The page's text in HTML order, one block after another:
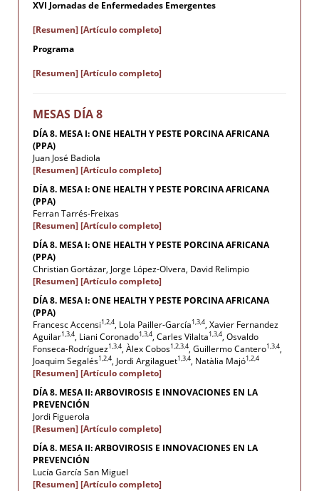
XVI Jornadas de Enfermedades Emergentes
[Resumen][Artículo completo]
Programa
[Resumen][Artículo completo]
MESAS DÍA 8
DÍA 8. MESA I: ONE HEALTH Y PESTE PORCINA AFRICANA
(PPA)
Juan José Badiola
[Resumen][Artículo completo]
DÍA 8. MESA I: ONE HEALTH Y PESTE PORCINA AFRICANA
(PPA)
Ferran Tarrés-Freixas
[Resumen][Artículo completo]
DÍA 8. MESA I: ONE HEALTH Y PESTE PORCINA AFRICANA
(PPA)
Christian Gortázar, Jorge López-Olvera, David Relimpio
[Resumen][Artículo completo]
DÍA 8. MESA I: ONE HEALTH Y PESTE PORCINA AFRICANA
(PPA)
Francesc Accensi1,2,4, Lola Pailler-García1,3,4, Xavier Fernandez
Aguilar1,3,4, Liani Coronado1,3,4, Carles Vilalta1,3,4, Osvaldo
Fonseca-Rodríguez1,3,4, Àlex Cobos1,2,3,4, Guillermo Cantero1,3,4,
Joaquim Segalés1,2,4, Jordi Argilaguet1,3,4, Natàlia Majó1,2,4
[Resumen][Artículo completo]
DÍA 8. MESA II: ARBOVIROSIS E INNOVACIONES EN LA
PREVENCIÓN
Jordi Figuerola
[Resumen][Artículo completo]
DÍA 8. MESA II: ARBOVIROSIS E INNOVACIONES EN LA
PREVENCIÓN
Lucía García San Miguel
[Resumen][Artículo completo]